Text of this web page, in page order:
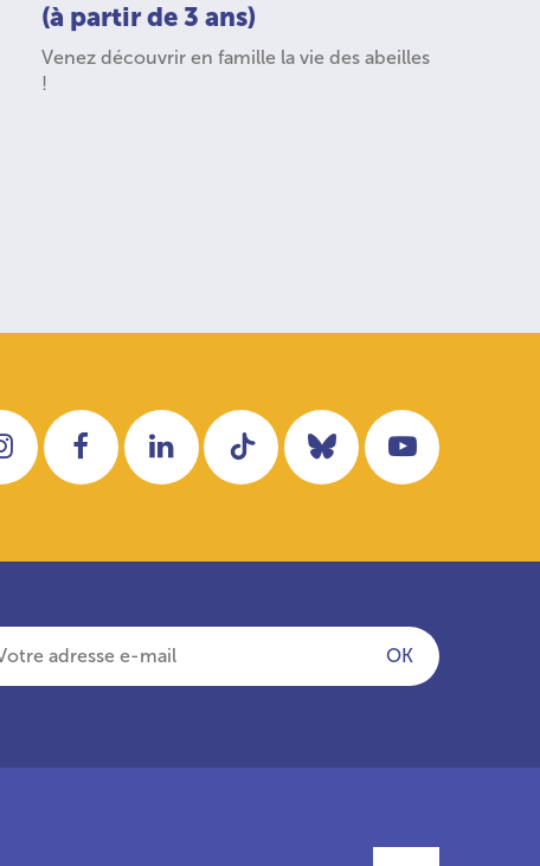
(à partir de 3 ans)
Venez découvrir en famille la vie des abeilles
!
InstagramFacebookLinkedInTiktokBlueskyYouTube
OK